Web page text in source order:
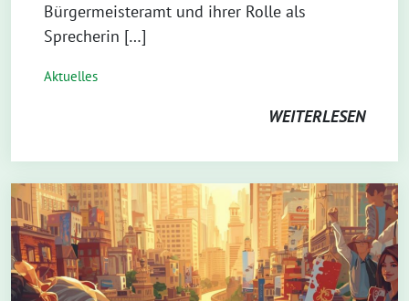
Bürgermeisteramt und ihrer Rolle als
Sprecherin […]
Aktuelles
WEITERLESEN